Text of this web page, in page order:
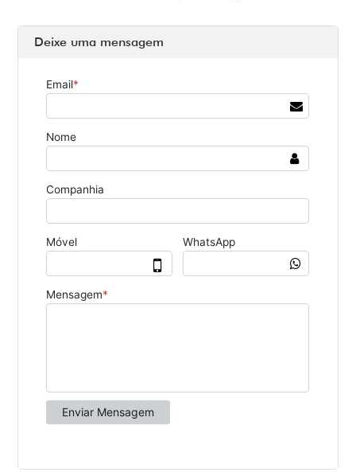
Deixe uma mensagem